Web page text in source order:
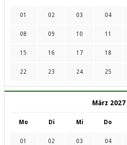
01 02 03 04
08 09 10 11
15 16 17 18
22 23 24 25
März 2027
Mo Di Mi Do
01 02 03 04